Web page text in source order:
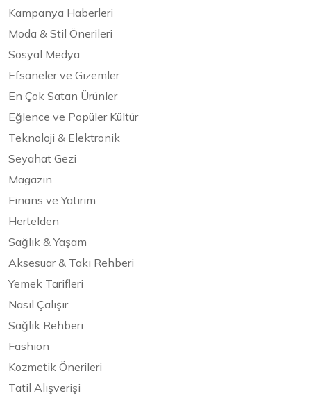
Kampanya Haberleri
Moda & Stil Önerileri
Sosyal Medya
Efsaneler ve Gizemler
En Çok Satan Ürünler
Eğlence ve Popüler Kültür
Teknoloji & Elektronik
Seyahat Gezi
Magazin
Finans ve Yatırım
Hertelden
Sağlık & Yaşam
Aksesuar & Takı Rehberi
Yemek Tarifleri
Nasıl Çalışır
Sağlık Rehberi
Fashion
Kozmetik Önerileri
Tatil Alışverişi